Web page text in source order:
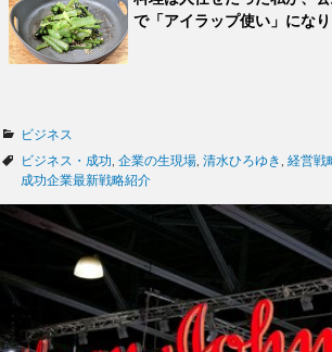
で「アイラップ使い」にな
カ
テ
ゴ
ー
ビジネス
タ
グ
ビジネス・成功 企業の生現場 清水ひろゆき 経営戦
成功企業最新戦略紹介